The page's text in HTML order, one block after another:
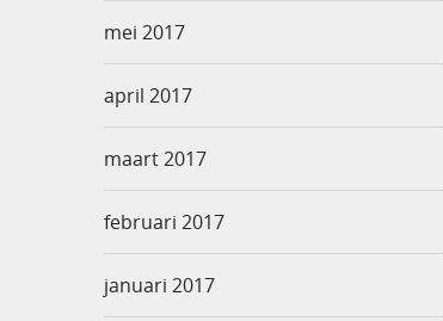
mei 2017
april 2017
maart 2017
februari 2017
januari 2017